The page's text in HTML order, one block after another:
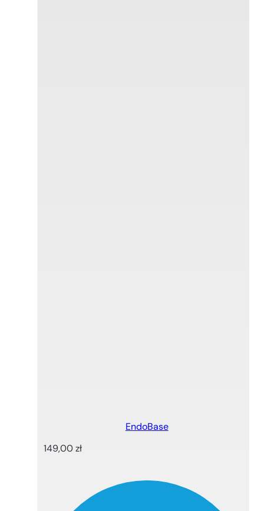
EndoBase
149,00zł